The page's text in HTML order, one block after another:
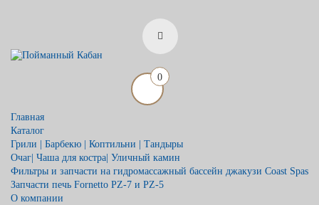
0
Главная
Каталог
Грили | Барбекю | Коптильни | Тандыры
Очаг| Чаша для костра| Уличный камин
Фильтры и запчасти на гидромассажный бассейн джакузи Coast Spas
Запчасти печь Fornetto PZ-7 и PZ-5
О компании